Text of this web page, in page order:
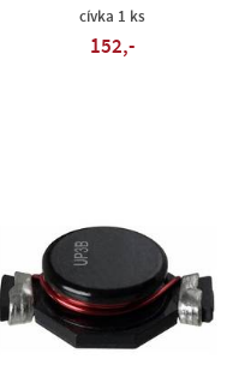
cívka 1 ks
152,-